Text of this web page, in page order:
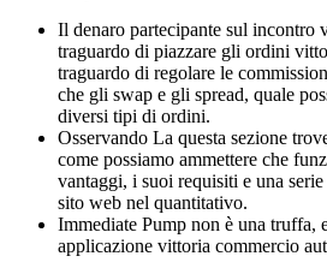
Il denaro partecipante sul incontro
traguardo di piazzare gli ordini
traguardo di regolare le
che gli swap e gli spread, quale
diversi tipi di ordini.
Osservando La questa sezione
come possiamo ammettere che
vantaggi, i suoi requisiti e una
sito web nel quantitativo.
Immediate Pump non è una truffa,
applicazione vittoria commercio